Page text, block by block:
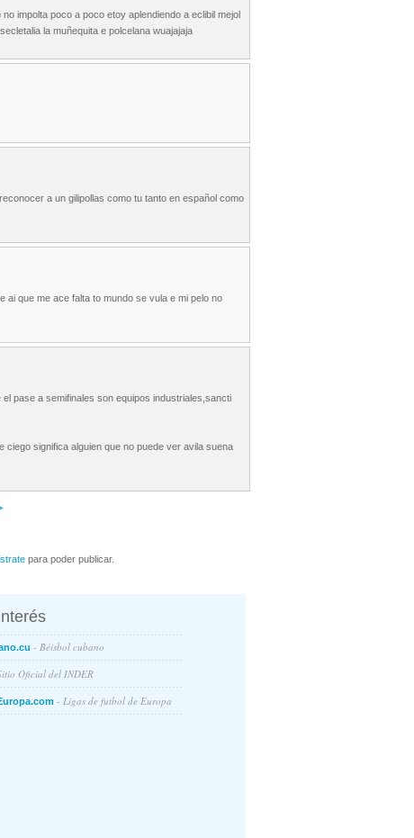
impolta poco a poco etoy aplendiendo a eclibil mejol
la muñequita e polcelana wuajajaja
a un gilipollas como tu tanto en español como
ai que me ace falta to mundo se vula e mi pelo no
pase a semifinales son equipos industriales,sancti
significa alguien que no puede ver avila suena
para poder publicar.
- Béisbol cubano
Oficial del INDER
- Ligas de futbol de Europa